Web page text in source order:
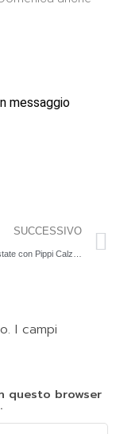
messaggio
SUCCESSIVO
I campi
questo browser